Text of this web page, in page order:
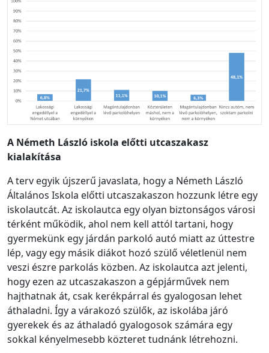
A Németh László iskola előtti utcaszakasz
kialakítása
A terv egyik újszerű javaslata, hogy a Németh László
Általános Iskola előtti utcaszakaszon hozzunk létre egy
iskolautcát. Az iskolautca egy olyan biztonságos városi
térként működik, ahol nem kell attól tartani, hogy
gyermekünk egy járdán parkoló autó miatt az úttestre
lép, vagy egy másik diákot hozó szülő véletlenül nem
veszi észre parkolás közben. Az iskolautca azt jelenti,
hogy ezen az utcaszakaszon a gépjárművek nem
hajthatnak át, csak kerékpárral és gyalogosan lehet
áthaladni. Így a várakozó szülők, az iskolába járó
gyerekek és az áthaladó gyalogosok számára egy
sokkal kényelmesebb közteret tudnánk létrehozni.